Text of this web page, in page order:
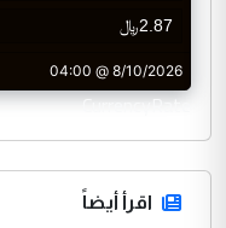
CurrencyRate
اقرأ أيضاً